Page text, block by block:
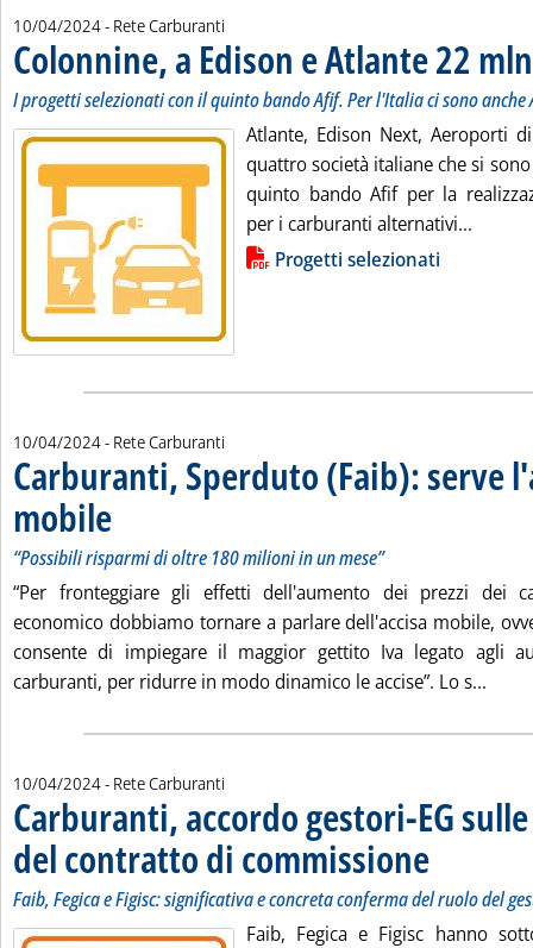
10/04/2024- Rete Carburanti
Colonnine, a Edison e Atlante 22
I progetti selezionati con il quinto bando Afif. Per l'Italia ci sono anche
Atlante, Edison Next, Aeroporti
quattro società italiane che si
quinto bando Afif per la
per i carburanti alternativi...
Lista allegati PDF alla notiziaProgetti selezionati
10/04/2024- Rete Carburanti
Carburanti, Sperduto (Faib): serve
mobile . Sottotitolo: “Possibili risparmi di oltre 180 milioni in un mese”
. Pubblicata mercoledì 10 aprile 2024 alle 13.8.
“Possibili risparmi di oltre 180 milioni in un mese”
“Per fronteggiare gli effetti dell'aumento dei prezzi dei
economico dobbiamo tornare a parlare dell'accisa mobile,
consente di impiegare il maggior gettito Iva legato agli
carburanti, per ridurre in modo dinamico le accise”. Lo s...
10/04/2024- Rete Carburanti
Carburanti, accordo gestori-EG
del contratto di commissione
Faib, Fegica e Figisc: significativa e concreta conferma del ruolo del
Faib, Fegica e Figisc hanno